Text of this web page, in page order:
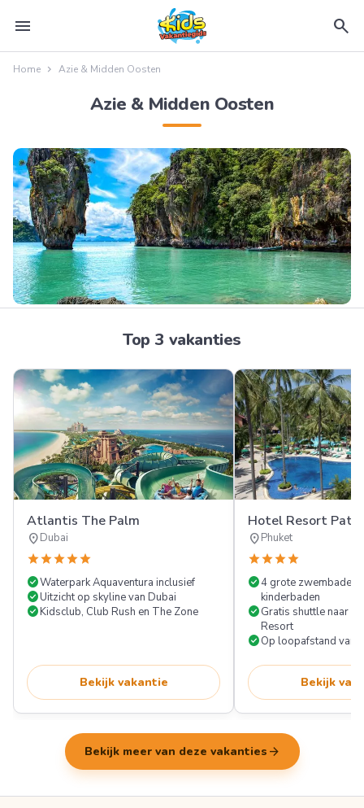
menu search
Home Azie & Midden Oosten
Azie & Midden Oosten
Top 3 vakanties
Atlantis The Palm
location_onDubai
starstarstarstarstar
check_circleWaterpark Aquaventura inclusief
check_circleUitzicht op skyline van Dubai
check_circleKidsclub, Club Rush en The Zone
Bekijk vakantie
Hotel Resort
location_onPhuket
starstarstarstar
check_circle4 grote zwembaden
kinderbaden
check_circleGratis shuttle naar
Resort
check_circleOp loopafstand van
Bekijk
Bekijk meer van deze vakanties arrow_forward